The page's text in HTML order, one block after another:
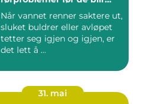
Når vannet renner saktere ut,
sluket buldrer eller avløpet
tetter seg igjen og igjen, er
det lett å ...
31. mai